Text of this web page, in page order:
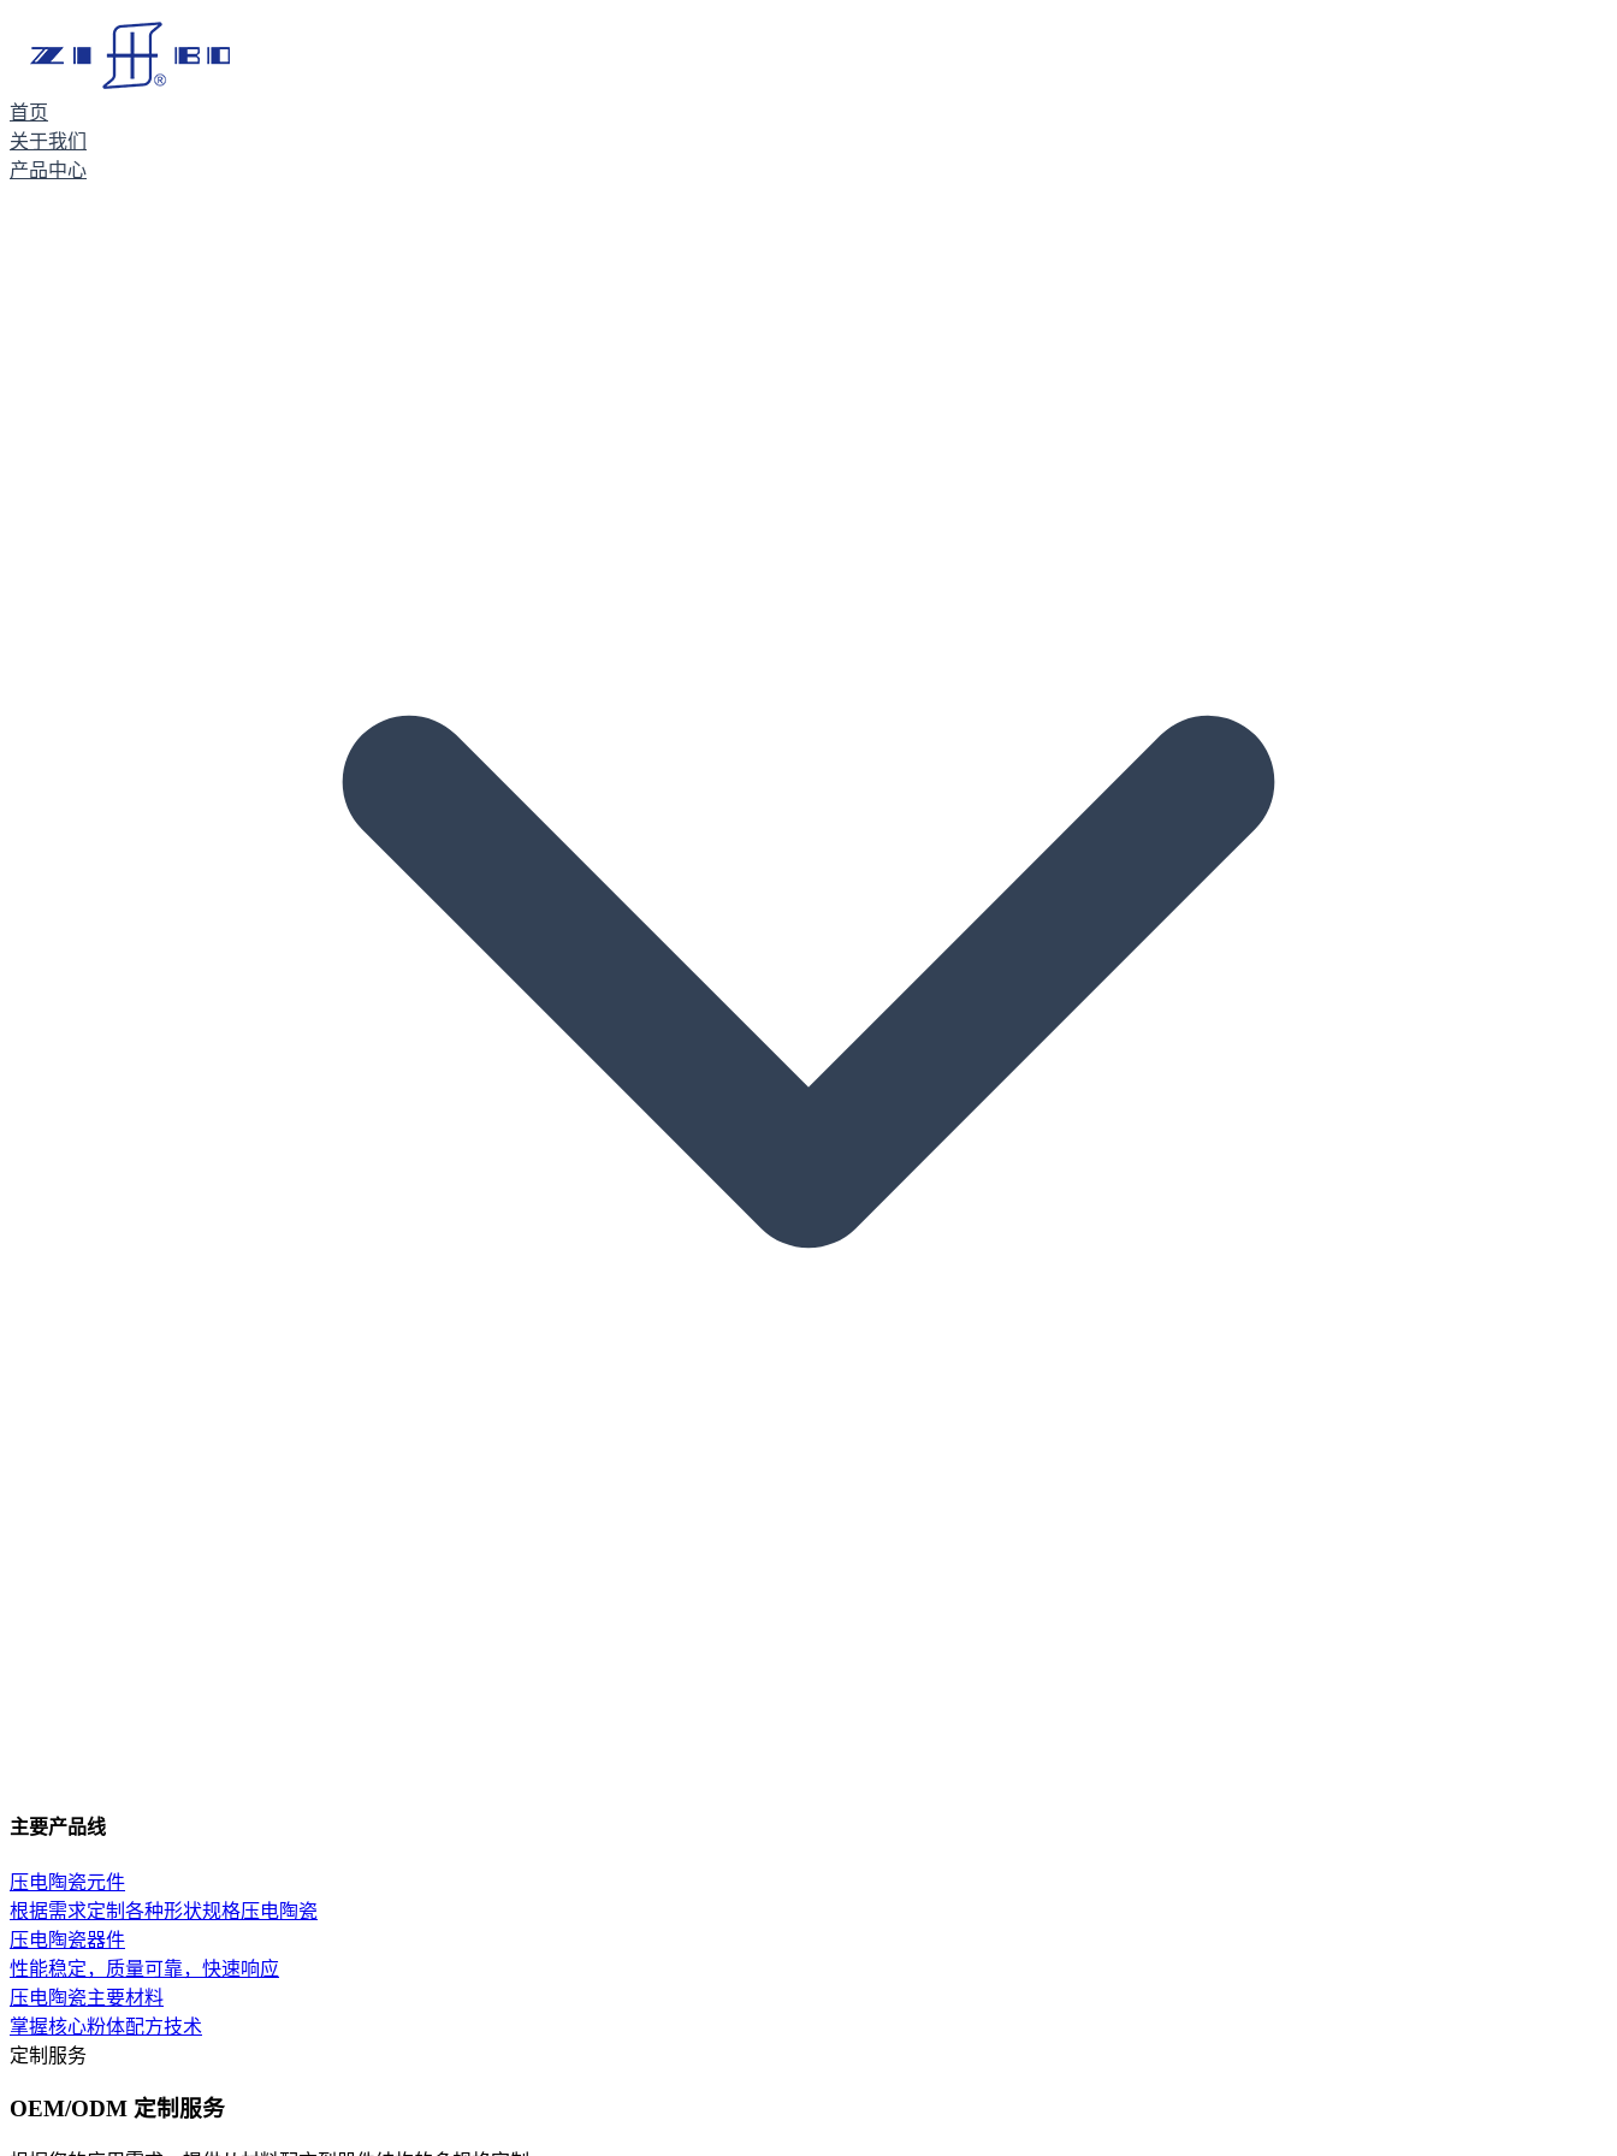
首页
关于我们
产品中心
主要产品线
压电陶瓷元件
根据需求定制各种形状规格压电陶瓷
压电陶瓷器件
性能稳定，质量可靠，快速响应
压电陶瓷主要材料
掌握核心粉体配方技术
定制服务
OEM/ODM 定制服务